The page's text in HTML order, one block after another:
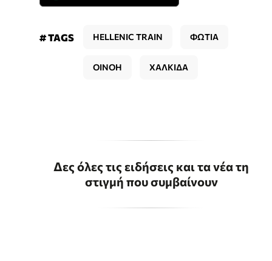
# TAGS HELLENIC TRAIN ΦΩΤΙΑ
ΟΙΝΟΗ ΧΑΛΚΙΔΑ
Δες όλες τις ειδήσεις και τα νέα τη
στιγμή που συμβαίνουν